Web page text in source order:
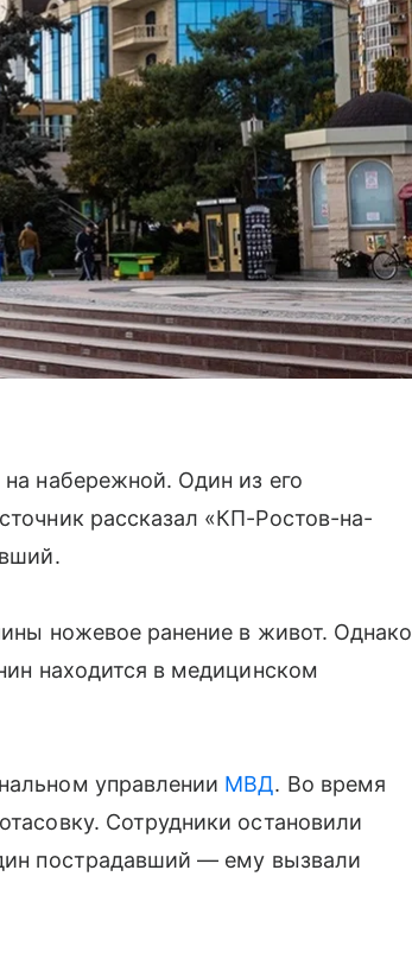
набережной. Один из его
рассказал «КП-Ростов-на-
ножевое ранение в живот. Однако
находится в медицинском
управлении МВД. Во время
Сотрудники остановили
пострадавший — ему вызвали